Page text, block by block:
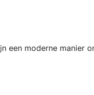
een moderne manier